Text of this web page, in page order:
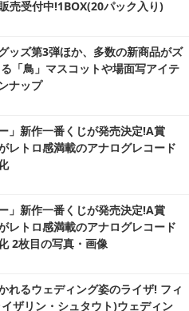
売受付中!1BOX(20パック入り)
ッズ第3弾ほか、多数の新商品がズ
「鳥」マスコットや場面写アイテ
ナップ
」新作一番くじが発売決定!A賞
レトロ感満載のアナログレコード
」新作一番くじが発売決定!A賞
レトロ感満載のアナログレコード
2枚目の写真・画像
れるウェディング姿のライザ! フィ
ザリン・シュタウト)ウェディン